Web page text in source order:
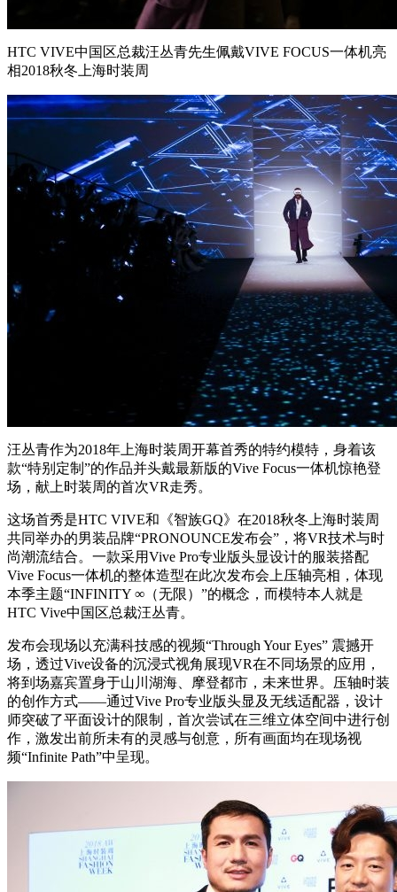
HTC VIVE中国区总裁汪丛青先生佩戴VIVE FOCUS一体机亮
相2018秋冬上海时装周
汪丛青作为2018年上海时装周开幕首秀的特约模特，身着该
款“特别定制”的作品并头戴最新版的Vive Focus一体机惊艳登
场，献上时装周的首次VR走秀。
这场首秀是HTC VIVE和《智族GQ》在2018秋冬上海时装周
共同举办的男装品牌“PRONOUNCE发布会”，将VR技术与时
尚潮流结合。一款采用Vive Pro专业版头显设计的服装搭配
Vive Focus一体机的整体造型在此次发布会上压轴亮相，体现
本季主题“INFINITY ∞（无限）”的概念，而模特本人就是
HTC Vive中国区总裁汪丛青。
发布会现场以充满科技感的视频“Through Your Eyes” 震撼开
场，透过Vive设备的沉浸式视角展现VR在不同场景的应用，
将到场嘉宾置身于山川湖海、摩登都市，未来世界。压轴时装
的创作方式——通过Vive Pro专业版头显及无线适配器，设计
师突破了平面设计的限制，首次尝试在三维立体空间中进行创
作，激发出前所未有的灵感与创意，所有画面均在现场视
频“Infinite Path”中呈现。